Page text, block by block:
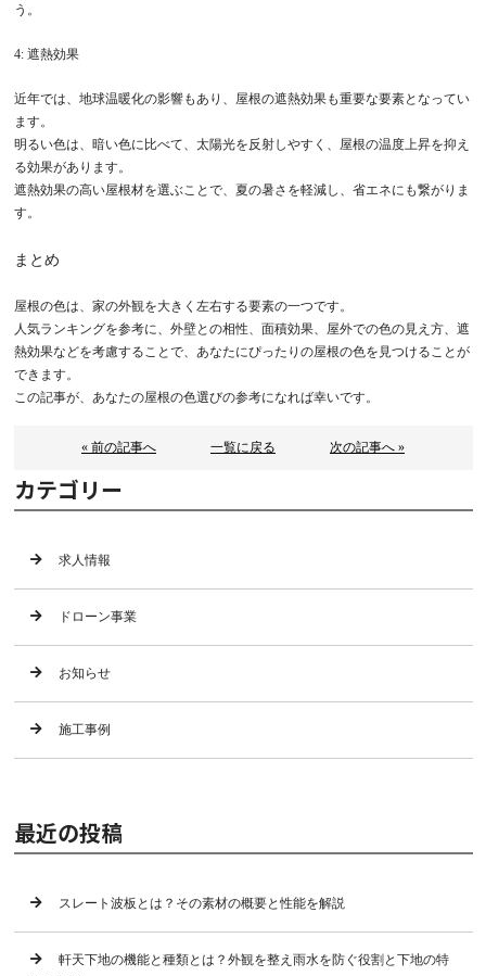
う。
4: 遮熱効果
近年では、地球温暖化の影響もあり、屋根の遮熱効果も重要な要素となってい
ます。
明るい色は、暗い色に比べて、太陽光を反射しやすく、屋根の温度上昇を抑え
る効果があります。
遮熱効果の高い屋根材を選ぶことで、夏の暑さを軽減し、省エネにも繋がりま
す。
まとめ
屋根の色は、家の外観を大きく左右する要素の一つです。
人気ランキングを参考に、外壁との相性、面積効果、屋外での色の見え方、遮
熱効果などを考慮することで、あなたにぴったりの屋根の色を見つけることが
できます。
この記事が、あなたの屋根の色選びの参考になれば幸いです。
« 前の記事へ 一覧に戻る 次の記事へ »
カテゴリー
求人情報
ドローン事業
お知らせ
施工事例
最近の投稿
スレート波板とは？その素材の概要と性能を解説
軒天下地の機能と種類とは？外観を整え雨水を防ぐ役割と下地の特